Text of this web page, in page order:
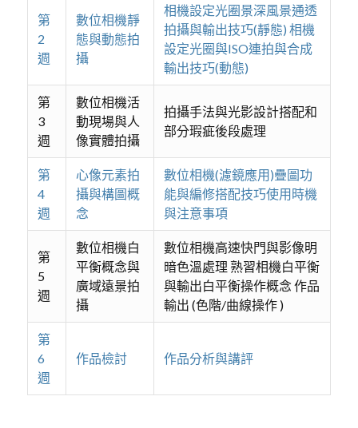
第
2
週
數位相機靜
態與動態拍
攝
相機設定光圈景深風景通透
拍攝與輸出技巧(靜態) 相機
設定光圈與ISO連拍與合成
輸出技巧(動態)
第
3
週
數位相機活
動現場與人
像實體拍攝
拍攝手法與光影設計搭配和
部分瑕疵後段處理
第
4
週
心像元素拍
攝與構圖概
念
數位相機(濾鏡應用)疊圖功
能與編修搭配技巧使用時機
與注意事項
第
5
週
數位相機白
平衡概念與
廣域遠景拍
攝
數位相機高速快門與影像明
暗色溫處理 熟習相機白平衡
與輸出白平衡操作概念 作品
輸出 (色階/曲線操作 )
第
6
週
作品檢討 作品分析與講評